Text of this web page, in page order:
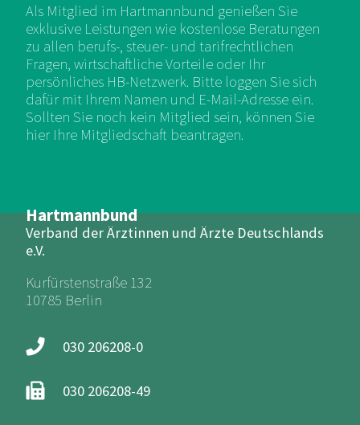
Hartmannbund
Verband der Ärztinnen und Ärzte Deutschlands
e.V.
Kurfürstenstraße 132
10785 Berlin
030 206208-0
030 206208-49
Als Mitglied im Hartmannbund genießen Sie
exklusive Leistungen wie kostenlose Beratungen
zu allen berufs-, steuer- und tarifrechtlichen
Fragen, wirtschaftliche Vorteile oder Ihr
persönliches HB-Netzwerk. Bitte loggen Sie sich
dafür mit Ihrem Namen und E-Mail-Adresse ein.
Sollten Sie noch kein Mitglied sein, können Sie
hier Ihre Mitgliedschaft beantragen.